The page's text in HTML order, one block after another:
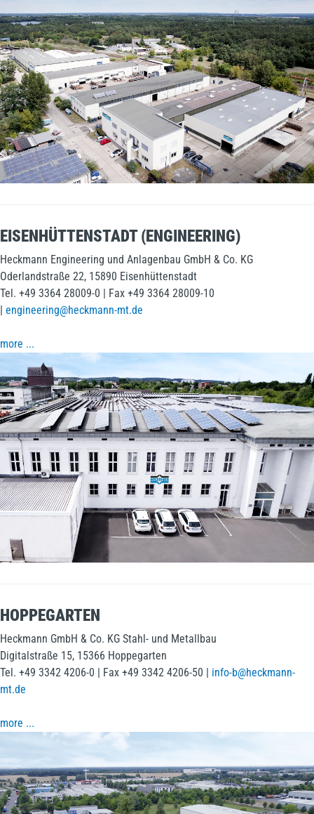
EISENHÜTTENSTADT (ENGINEERING)
Heckmann Engineering und Anlagenbau GmbH & Co. KG
Oderlandstraße 22, 15890 Eisenhüttenstadt
Tel. +49 3364 28009-0 | Fax +49 3364 28009-10
engineering@heckmann-mt.de
more ...
HOPPEGARTEN
Heckmann GmbH & Co. KG Stahl- und Metallbau
Digitalstraße 15, 15366 Hoppegarten
Tel. +49 3342 4206-0 | Fax +49 3342 4206-50 | info-b@heckmann-
mt.de
more ...